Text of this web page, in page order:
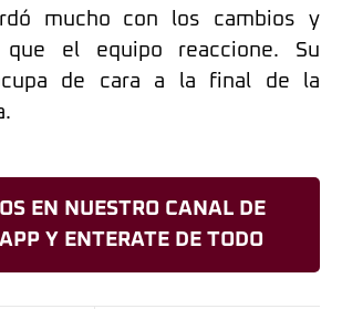
mucho con los cambios y
que el equipo reaccione. Su
de cara a la final de la
EN NUESTRO CANAL DE
Y ENTERATE DE TODO